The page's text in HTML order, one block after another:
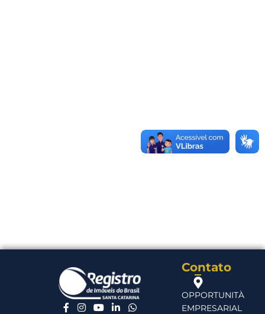
Contato
OPPORTUNITÀ
EMPRESARIAL